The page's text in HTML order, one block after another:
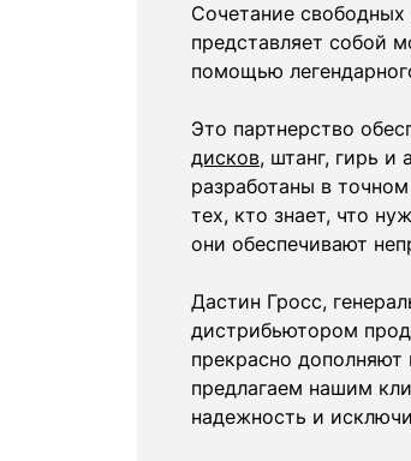
Сочетание
представляет собой
помощью
Это партнерство
дисков, штанг, гирь и
разработаны в
тех, кто знает, что
они обеспечивают
Дастин Гросс,
дистрибьютором
прекрасно
предлагаем нашим
надежность и